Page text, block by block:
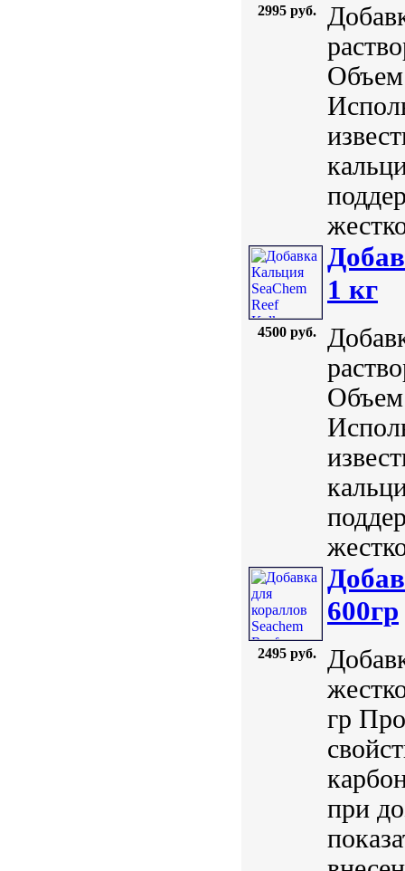
2995 руб.
4500 руб.
1 кг
2495 руб.
600гр
гр
при